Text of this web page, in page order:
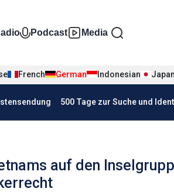
phương tiện tiếng
Podcast Media
French German Indonesian
Đức 500 Tage zur Suche und
auf den